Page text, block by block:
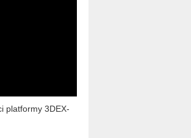
plat­for­my 3D­EX­